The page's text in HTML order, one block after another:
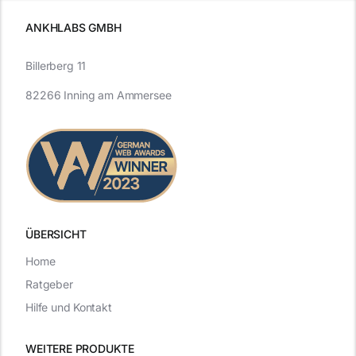
ANKHLABS GMBH
ÜBERSICHT
WEITERE PRODUKTE
Billerberg 11
82266 Inning am Ammersee
Home
Ratgeber
Hilfe und Kontakt